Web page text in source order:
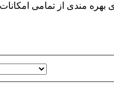
بهره مندی از تمامی